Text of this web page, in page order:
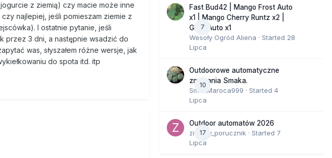
z ziemią) czy macie może inne
najlepiej, jeśli pomieszam ziemie z
I ostatnie pytanie, jeśli
przez 3 dni, a następnie wsadzić do
was, słyszałem różne wersje, jak
do spota itd. itp
7
Fast Bud42 | Mango Frost Auto
x1 | Mango Cherry Runtz x2 |
GMO Auto x1
Wesoły Ogród Aliena · Started 28
Lipca
10
Outdoorowe automatyczne
zmagania Smaka.
SmakMaroca999 · Started 4
Lipca
17
Outdoor automatów 2026
zielony_porucznik · Started 7
Lipca